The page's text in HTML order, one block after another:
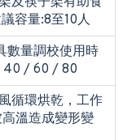
容量:8至10人
數量調校使用時
40 / 60 / 80
循環烘乾，工作
溫造成變形變